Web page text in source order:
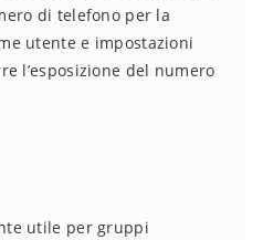
di telefono per la
utente e impostazioni
l’esposizione del numero
utile per gruppi